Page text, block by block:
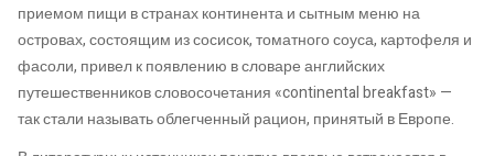
приемом пищи в странах континента и сытным меню на
островах, состоящим из сосисок, томатного соуса, картофеля и
фасоли, привел к появлению в словаре английских
путешественников словосочетания «continental breakfast» —
так стали называть облегченный рацион, принятый в Европе.